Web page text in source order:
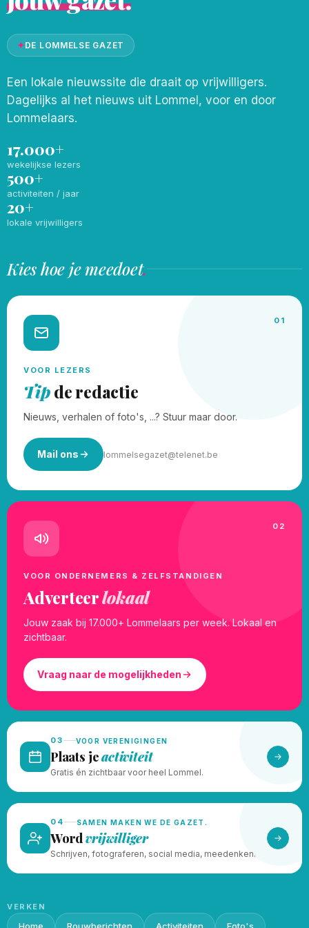
✦DE LOMMELSE GAZET
Een lokale nieuwssite die draait op vrijwilligers.
Dagelijks al het nieuws uit Lommel, voor en door
Lommelaars.
17.000+
wekelijkse lezers
500+
activiteiten / jaar
20+
lokale vrijwilligers
Kies hoe je meedoet.
01
VOOR LEZERS
Tipde redactie
Nieuws, verhalen of foto's, ...? Stuur maar door.
Mail ons lommelsegazet@telenet.be
02
VOOR ONDERNEMERS & ZELFSTANDIGEN
Adverteerlokaal
Jouw zaak bij 17.000+ Lommelaars per week. Lokaal en
zichtbaar.
Vraag naar de mogelijkheden
03 VOOR VERENIGINGEN
Plaats jeactiviteit
Gratis én zichtbaar voor heel Lommel.
04 SAMEN MAKEN WE DE GAZET.
Wordvrijwilliger
Schrijven, fotograferen, social media, meedenken.
VERKEN